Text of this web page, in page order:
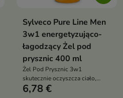
Sylveco Pure Line Men
3w1 energetyzująco-
łagodzący Żel pod
prysznic 400 ml
Żel Pod Prysznic 3w1
skutecznie oczyszcza ciało,
twarz i włosy, zapewniając
6,78 €